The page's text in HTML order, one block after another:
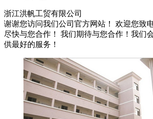
浙江洪帆工贸有限公司
谢谢您访问我们公司官方网站！ 欢迎您致
尽快与您合作！ 我们期待与您合作！我们
供最好的服务！